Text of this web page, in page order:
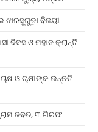
ବିଜୟୀ
ଦିବସ ଓ ମହାନ କ୍ରାନ୍ତି
ଓ ଚାଷୀଙ୍କ ଉନ୍ନତି
ଜବତ, ୩ ଗିରଫ